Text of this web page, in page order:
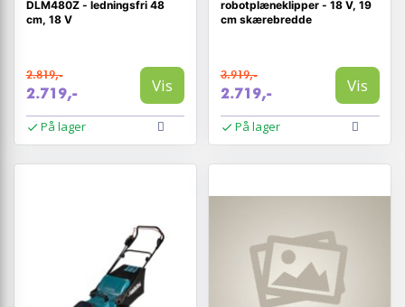
DLM480Z - ledningsfri 48
cm, 18 V
2.819,-
2.719,- Vis
På lager
robotplæneklipper - 18 V, 19
cm skærebredde
3.919,-
2.719,- Vis
På lager